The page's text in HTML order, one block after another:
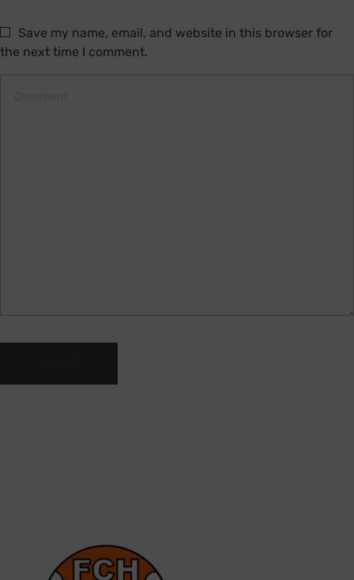
Save my name, email, and website in this browser for
the next time I comment.